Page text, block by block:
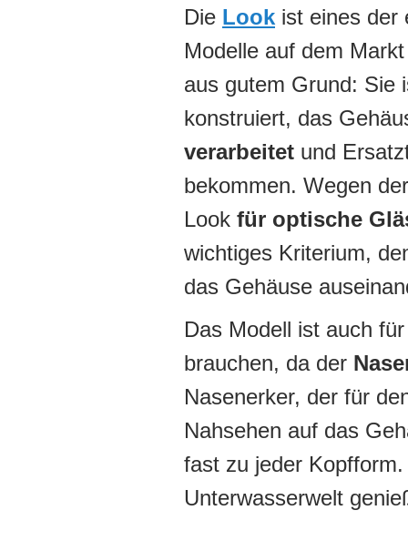
Die Look ist eines der
Modelle auf dem
aus gutem Grund: Sie
konstruiert, das
verarbeitet und
bekommen. Wegen
Look für optische
wichtiges Kriterium,
das Gehäuse
Das Modell ist auch
brauchen, da der
Nasenerker, der für
Nahsehen auf das
fast zu jeder
Unterwasserwelt